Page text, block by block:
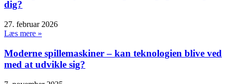
dig?
27. februar 2026
Læs mere »
Moderne spillemaskiner – kan teknologien blive ved
med at udvikle sig?